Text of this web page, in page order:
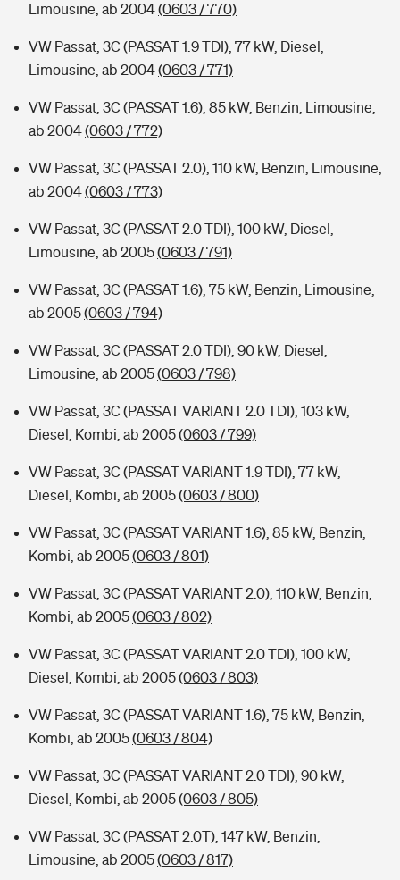
Limousine, ab 2004(0603 / 770)
VW Passat, 3C (PASSAT 1.9 TDI), 77 kW, Diesel,
Limousine, ab 2004(0603 / 771)
VW Passat, 3C (PASSAT 1.6), 85 kW, Benzin, Limousine,
ab 2004(0603 / 772)
VW Passat, 3C (PASSAT 2.0), 110 kW, Benzin, Limousine,
ab 2004(0603 / 773)
VW Passat, 3C (PASSAT 2.0 TDI), 100 kW, Diesel,
Limousine, ab 2005(0603 / 791)
VW Passat, 3C (PASSAT 1.6), 75 kW, Benzin, Limousine,
ab 2005(0603 / 794)
VW Passat, 3C (PASSAT 2.0 TDI), 90 kW, Diesel,
Limousine, ab 2005(0603 / 798)
VW Passat, 3C (PASSAT VARIANT 2.0 TDI), 103 kW,
Diesel, Kombi, ab 2005(0603 / 799)
VW Passat, 3C (PASSAT VARIANT 1.9 TDI), 77 kW,
Diesel, Kombi, ab 2005(0603 / 800)
VW Passat, 3C (PASSAT VARIANT 1.6), 85 kW, Benzin,
Kombi, ab 2005(0603 / 801)
VW Passat, 3C (PASSAT VARIANT 2.0), 110 kW, Benzin,
Kombi, ab 2005(0603 / 802)
VW Passat, 3C (PASSAT VARIANT 2.0 TDI), 100 kW,
Diesel, Kombi, ab 2005(0603 / 803)
VW Passat, 3C (PASSAT VARIANT 1.6), 75 kW, Benzin,
Kombi, ab 2005(0603 / 804)
VW Passat, 3C (PASSAT VARIANT 2.0 TDI), 90 kW,
Diesel, Kombi, ab 2005(0603 / 805)
VW Passat, 3C (PASSAT 2.0T), 147 kW, Benzin,
Limousine, ab 2005(0603 / 817)